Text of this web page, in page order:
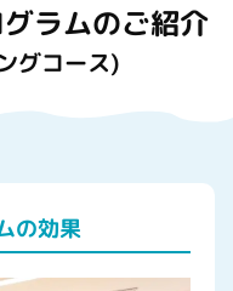
ラムのご紹介
グコース)
の効果